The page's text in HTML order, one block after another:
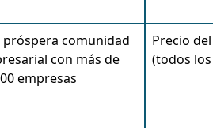
próspera comunidad
con más de
empresas
Precio
(todos